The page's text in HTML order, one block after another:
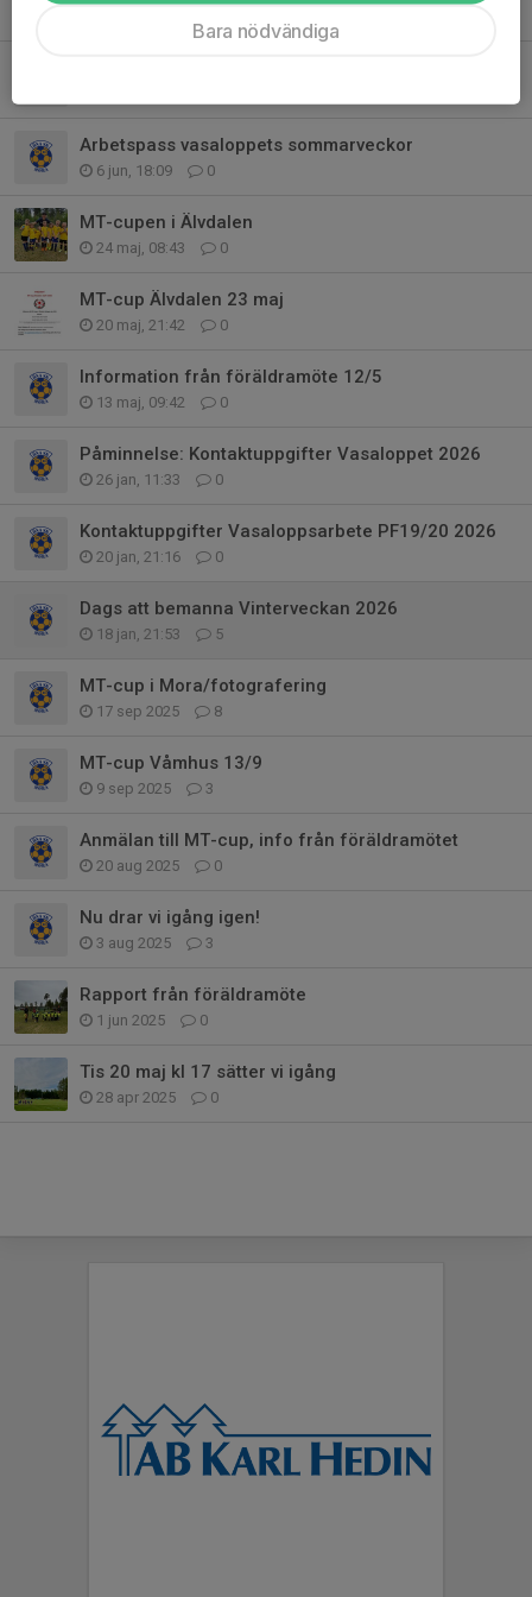
Arbetspass vasaloppets sommarveckor
6 jun, 18:09 0
MT-cupen i Älvdalen
24 maj, 08:43 0
MT-cup Älvdalen 23 maj
20 maj, 21:42 0
Information från föräldramöte 12/5
13 maj, 09:42 0
Påminnelse: Kontaktuppgifter Vasaloppet 2026
26 jan, 11:33 0
Kontaktuppgifter Vasaloppsarbete PF19/20 2026
20 jan, 21:16 0
Dags att bemanna Vinterveckan 2026
18 jan, 21:53 5
MT-cup i Mora/fotografering
17 sep 2025 8
MT-cup Våmhus 13/9
9 sep 2025 3
Anmälan till MT-cup, info från föräldramötet
20 aug 2025 0
Nu drar vi igång igen!
3 aug 2025 3
Rapport från föräldramöte
1 jun 2025 0
Tis 20 maj kl 17 sätter vi igång
28 apr 2025 0
Bara nödvändiga